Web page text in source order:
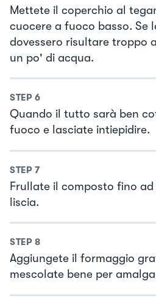
Mettete il coperchio al
cuocere a fuoco basso. Se
dovessero risultare troppo
un po' di acqua.
STEP 6
Quando il tutto sarà ben
fuoco e lasciate intiepidire.
STEP 7
Frullate il composto fino
liscia.
STEP 8
Aggiungete il formaggio
mescolate bene per